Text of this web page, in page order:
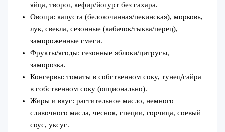
яйца, творог, кефир/йогурт без сахара.
Овощи: капуста (белокочанная/пекинская), морковь,
лук, свекла, сезонные (кабачок/тыква/перец),
замороженные смеси.
Фрукты/ягоды: сезонные яблоки/цитрусы,
заморозка.
Консервы: томаты в собственном соку, тунец/сайра
в собственном соку (опционально).
Жиры и вкус: растительное масло, немного
сливочного масла, чеснок, специи, горчица, соевый
соус, уксус.